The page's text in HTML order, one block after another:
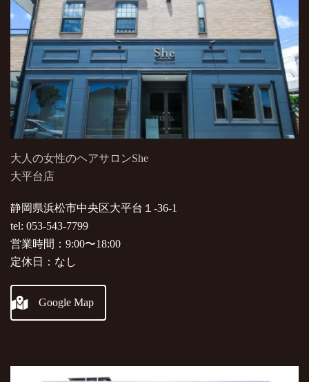
大人の女性のヘアサロンShe
大平台店
静岡県浜松市中央区大平台１-36-1
tel: 053-543-7799
営業時間：9:00〜18:00
定休日：なし
Google Map